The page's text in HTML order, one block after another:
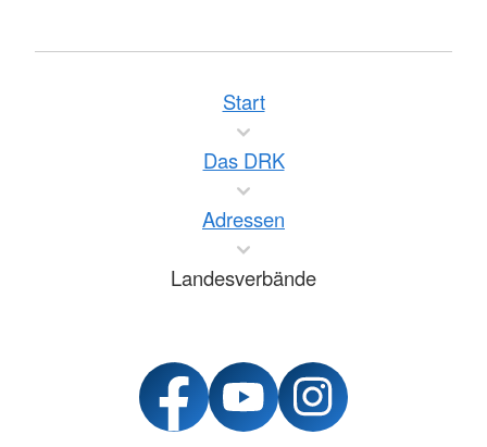
Start
Das DRK
Adressen
Landesverbände